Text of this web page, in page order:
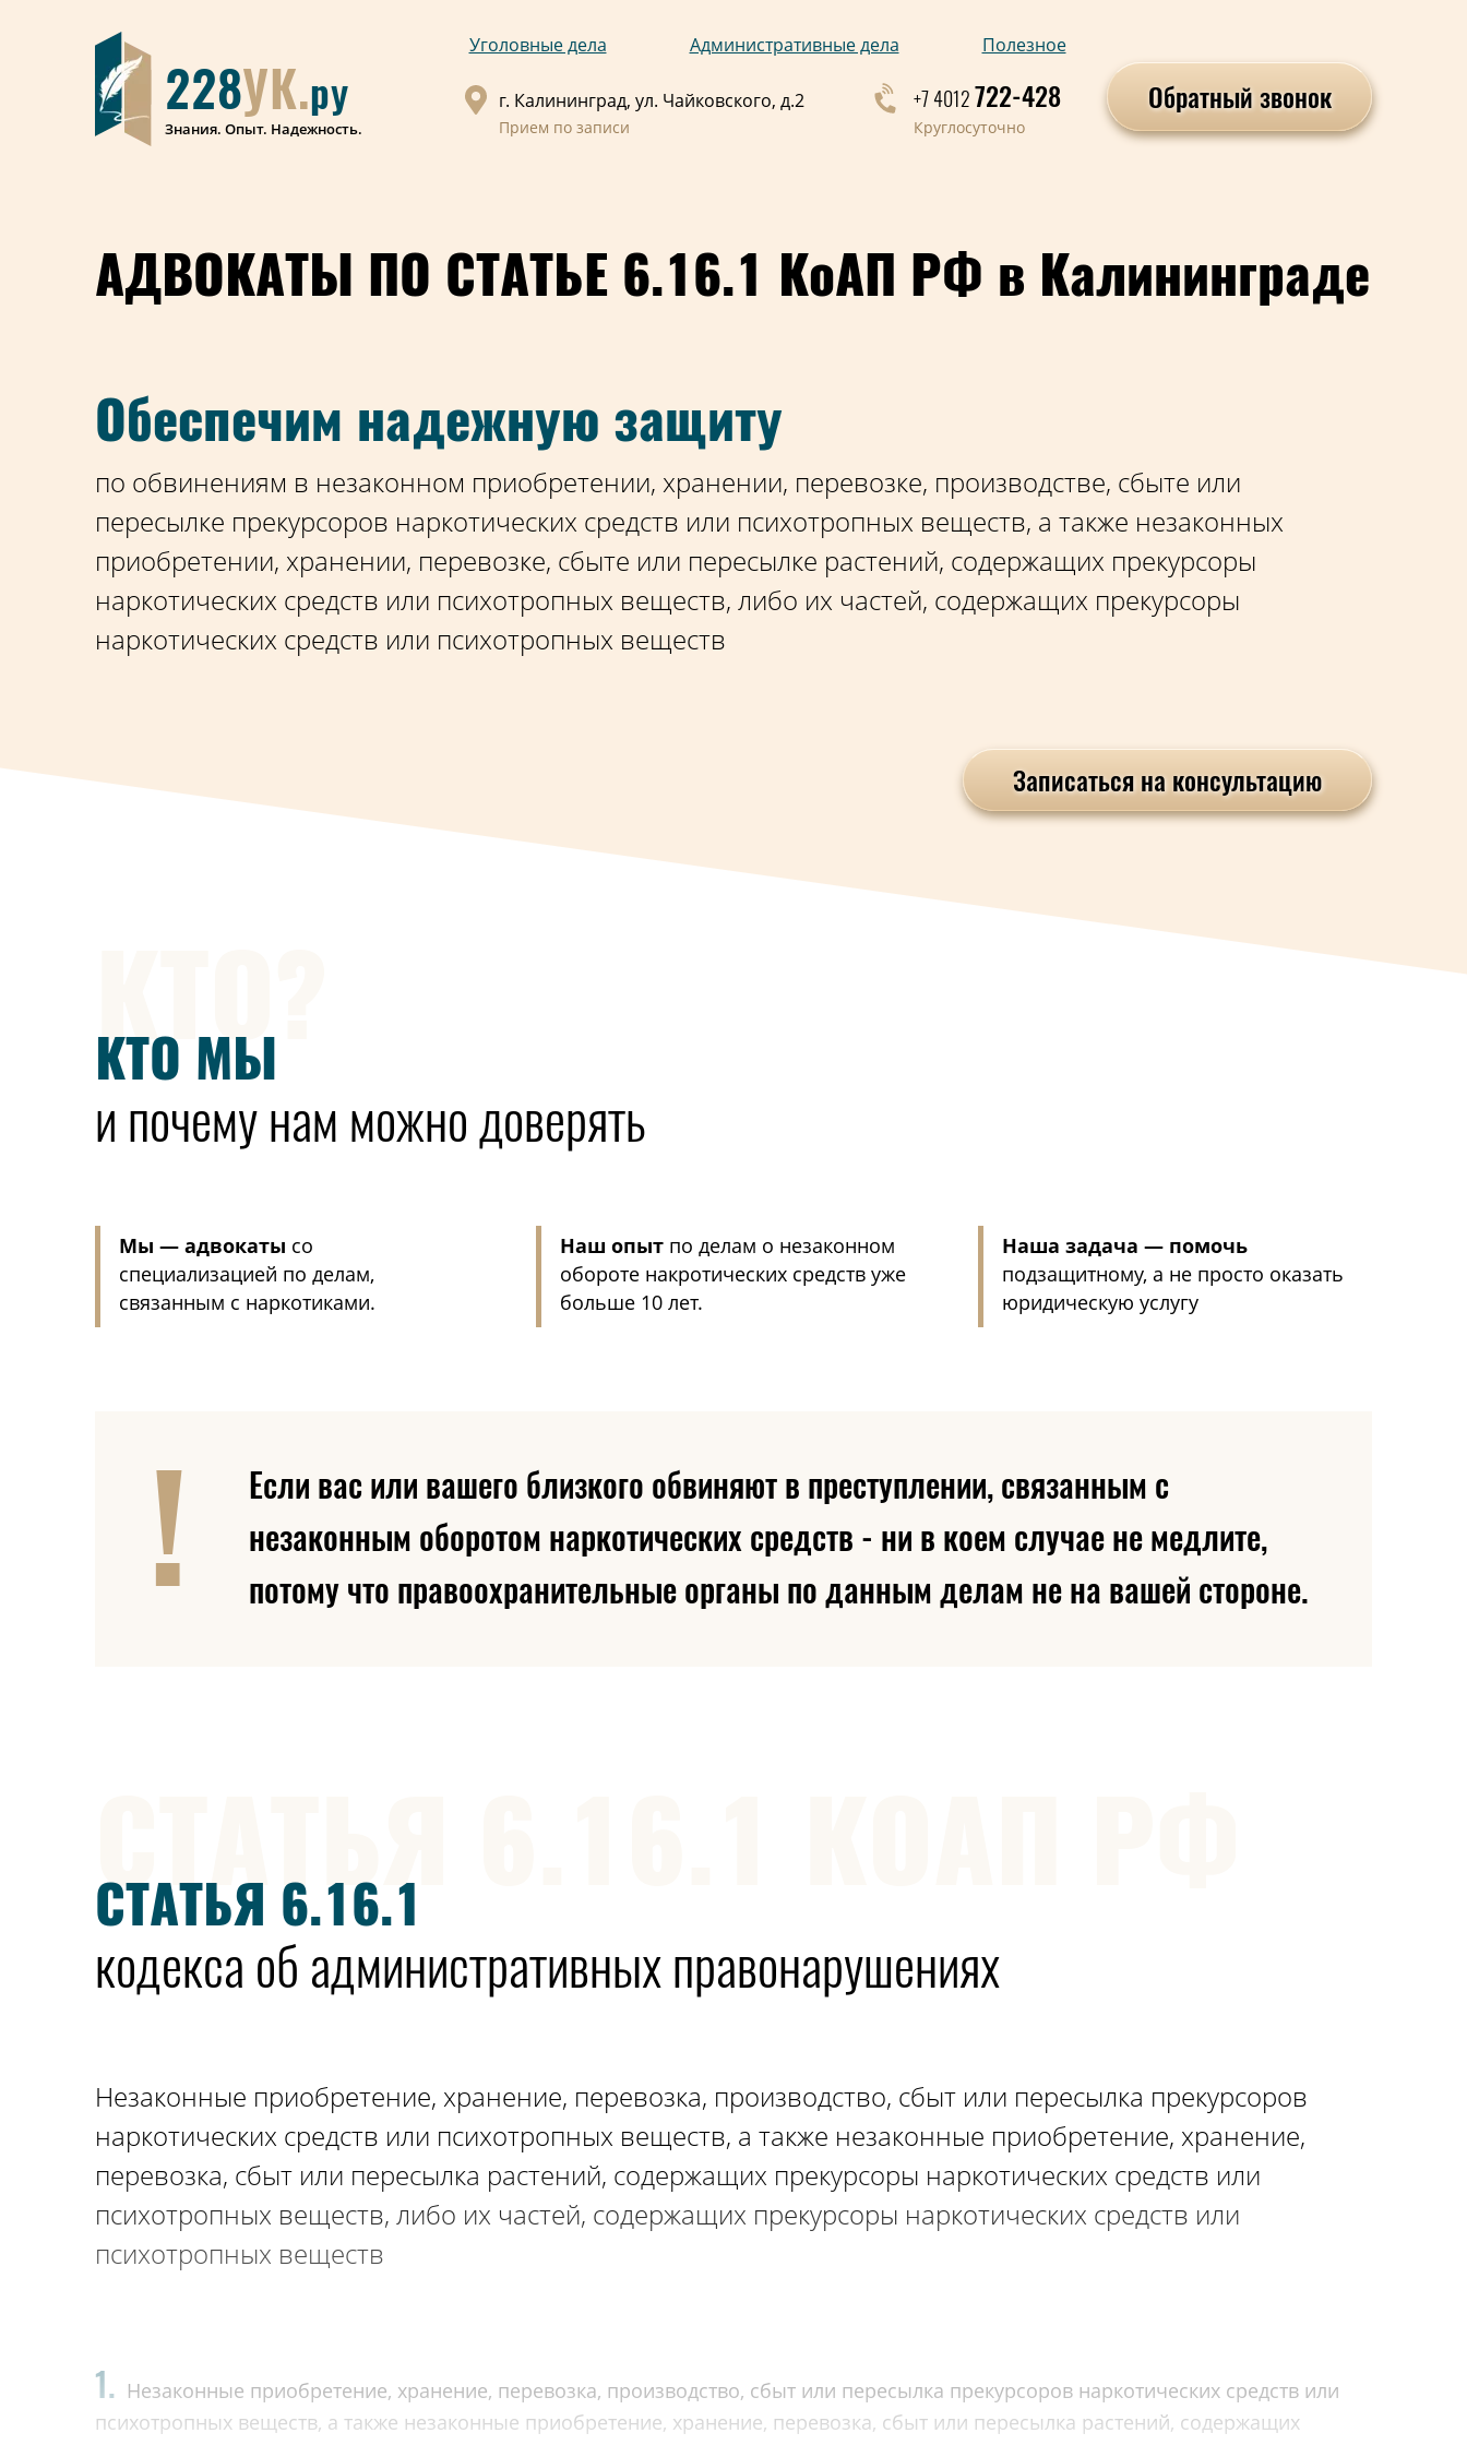
228УК.ру
Знания. Опыт. Надежность.
Уголовные дела Административные дела Полезное
г. Калининград, ул. Чайковского, д.2
Прием по записи
+7 4012722-428
Круглосуточно
Обратный звонок
АДВОКАТЫ ПО СТАТЬЕ 6.16.1 КоАП РФ в Калининграде
Обеспечим надежную защиту
по обвинениям в незаконном приобретении, хранении, перевозке, производстве, сбыте или
пересылке прекурсоров наркотических средств или психотропных веществ, а также незаконных
приобретении, хранении, перевозке, сбыте или пересылке растений, содержащих прекурсоры
наркотических средств или психотропных веществ, либо их частей, содержащих прекурсоры
наркотических средств или психотропных веществ
Записаться на консультацию
КТО?
КТО МЫ
и почему нам можно доверять
Мы — адвокаты со
специализацией по делам,
связанным с наркотиками.
Наш опыт по делам о незаконном
обороте накротических средств уже
больше 10 лет.
Наша задача — помочь
подзащитному, а не просто оказать
юридическую услугу
Если вас или вашего близкого обвиняют в преступлении, связанным с
незаконным оборотом наркотических средств - ни в коем случае не медлите,
потому что правоохранительные органы по данным делам не на вашей стороне.
СТАТЬЯ 6.16.1 КОАП РФ
СТАТЬЯ 6.16.1
кодекса об административных правонарушениях
Незаконные приобретение, хранение, перевозка, производство, сбыт или пересылка прекурсоров
наркотических средств или психотропных веществ, а также незаконные приобретение, хранение,
перевозка, сбыт или пересылка растений, содержащих прекурсоры наркотических средств или
психотропных веществ, либо их частей, содержащих прекурсоры наркотических средств или
психотропных веществ
1. Незаконные приобретение, хранение, перевозка, производство, сбыт или пересылка прекурсоров наркотических средств или
психотропных веществ, а также незаконные приобретение, хранение, перевозка, сбыт или пересылка растений, содержащих